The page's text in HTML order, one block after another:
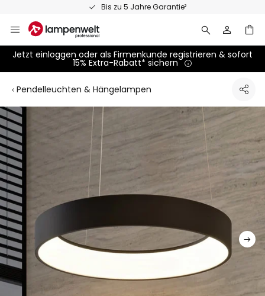
Bis zu 5 Jahre Garantie²
Inhalt
springen
Jetzt einloggen oder als Firmenkunde registrieren & sofort
15% Extra-Rabatt* sichern
Pendelleuchten & Hängelampen
Zum
Ende
der
Bildgalerie
springen